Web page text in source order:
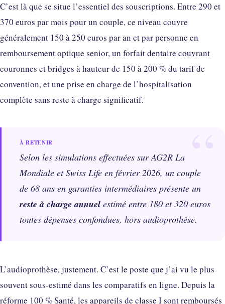
C’est là que se situe l’essentiel des souscriptions. Entre 290 et
370 euros par mois pour un couple, ce niveau couvre
généralement 150 à 250 euros par an et par personne en
remboursement optique senior, un forfait dentaire couvrant
couronnes et bridges à hauteur de 150 à 200 % du tarif de
convention, et une prise en charge de l’hospitalisation
complète sans reste à charge significatif.
Selon les simulations effectuées sur AG2R La
Mondiale et Swiss Life en février 2026, un couple
de 68 ans en garanties intermédiaires présente un
reste à charge annuel estimé entre 180 et 320 euros
toutes dépenses confondues, hors audioprothèse.
L’audioprothèse, justement. C’est le poste que j’ai vu le plus
souvent sous-estimé dans les comparatifs en ligne. Depuis la
réforme 100 % Santé, les appareils de classe I sont remboursés